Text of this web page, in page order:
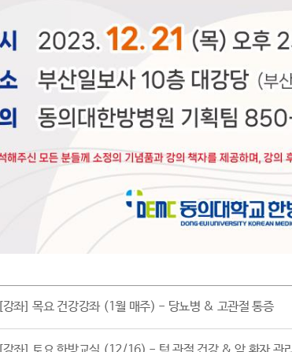
[강좌] 목요 건강강좌 (1월 매주) - 당뇨병 & 고관절 통증